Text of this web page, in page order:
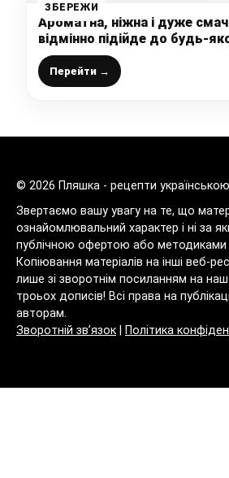
ЗБЕРЕЖИ
Ароматна, ніжна і дуже
відмінно підійде до будь-
виручить вас, в будь-який
часу на довге приготування
Перейти →
© 2026 Пляшка - рецепти українською
Звертаємо вашу увагу на те, що
ознайомлювальний характер і ні за
публічною офертою або методиками
Копіювання матеріалів на інші веб-
лише зі зворотнім посиланням на
троьох дописів! Всі права на
авторам.
Зворотній зв’язок
Політика